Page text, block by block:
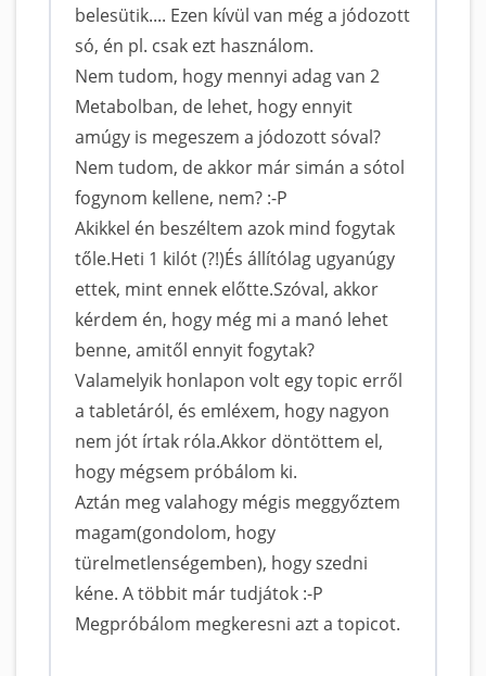
belesütik.... Ezen kívül van még a jódozott
só, én pl. csak ezt használom.
Nem tudom, hogy mennyi adag van 2
Metabolban, de lehet, hogy ennyit
amúgy is megeszem a jódozott sóval?
Nem tudom, de akkor már simán a sótol
fogynom kellene, nem? :-P
Akikkel én beszéltem azok mind fogytak
tőle.Heti 1 kilót (?!)És állítólag ugyanúgy
ettek, mint ennek előtte.Szóval, akkor
kérdem én, hogy még mi a manó lehet
benne, amitől ennyit fogytak?
Valamelyik honlapon volt egy topic erről
a tabletáról, és emléxem, hogy nagyon
nem jót írtak róla.Akkor döntöttem el,
hogy mégsem próbálom ki.
Aztán meg valahogy mégis meggyőztem
magam(gondolom, hogy
türelmetlenségemben), hogy szedni
kéne. A többit már tudjátok :-P
Megpróbálom megkeresni azt a topicot.